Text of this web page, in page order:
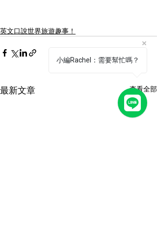
英文口說世界旅遊趣事！
最新文章 查看全部
小編Rachel：需要幫忙嗎？